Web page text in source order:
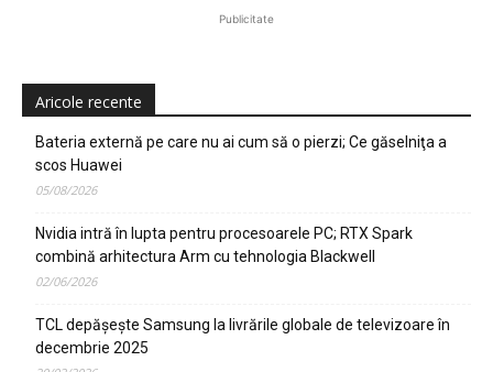
Publicitate
Aricole recente
Bateria externă pe care nu ai cum să o pierzi; Ce găselniţa a
scos Huawei
05/08/2026
Nvidia intră în lupta pentru procesoarele PC; RTX Spark
combină arhitectura Arm cu tehnologia Blackwell
02/06/2026
TCL depășește Samsung la livrările globale de televizoare în
decembrie 2025